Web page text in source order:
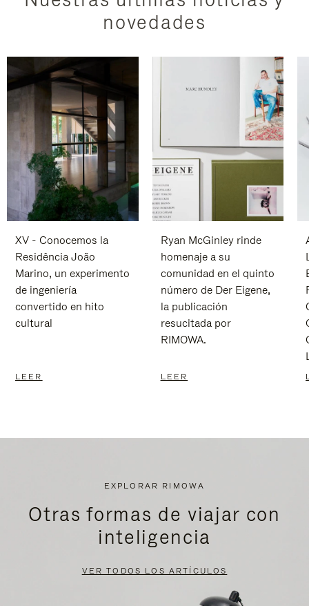
novedades
XV - Conocemos la
Residência João
Marino, un experimento
de ingeniería
convertido en hito
cultural
LEER
Ryan McGinley rinde
homenaje a su
comunidad en el quinto
número de Der Eigene,
la publicación
resucitada por
RIMOWA.
LEER
EXPLORAR RIMOWA
Otras formas de viajar con
inteligencia
VER TODOS LOS ARTÍCULOS